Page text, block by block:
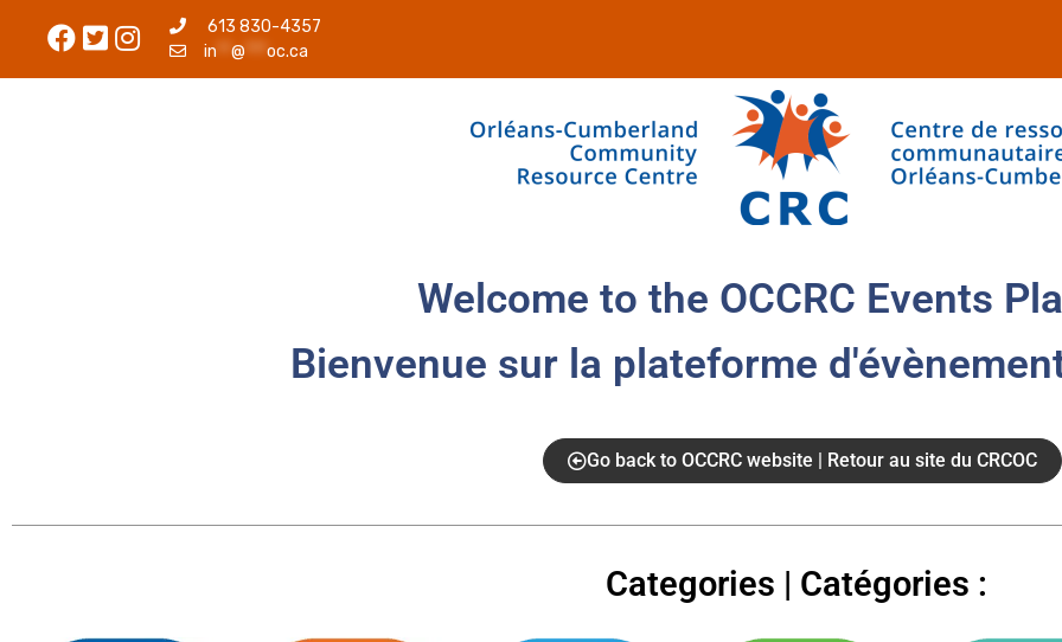
613 830-4357
in ** @ ***oc.ca
Welcome to the OCCRC Events
Bienvenue sur la plateforme
Go back to OCCRC website | Retour au site du CRCOC
Categories | Catégories :